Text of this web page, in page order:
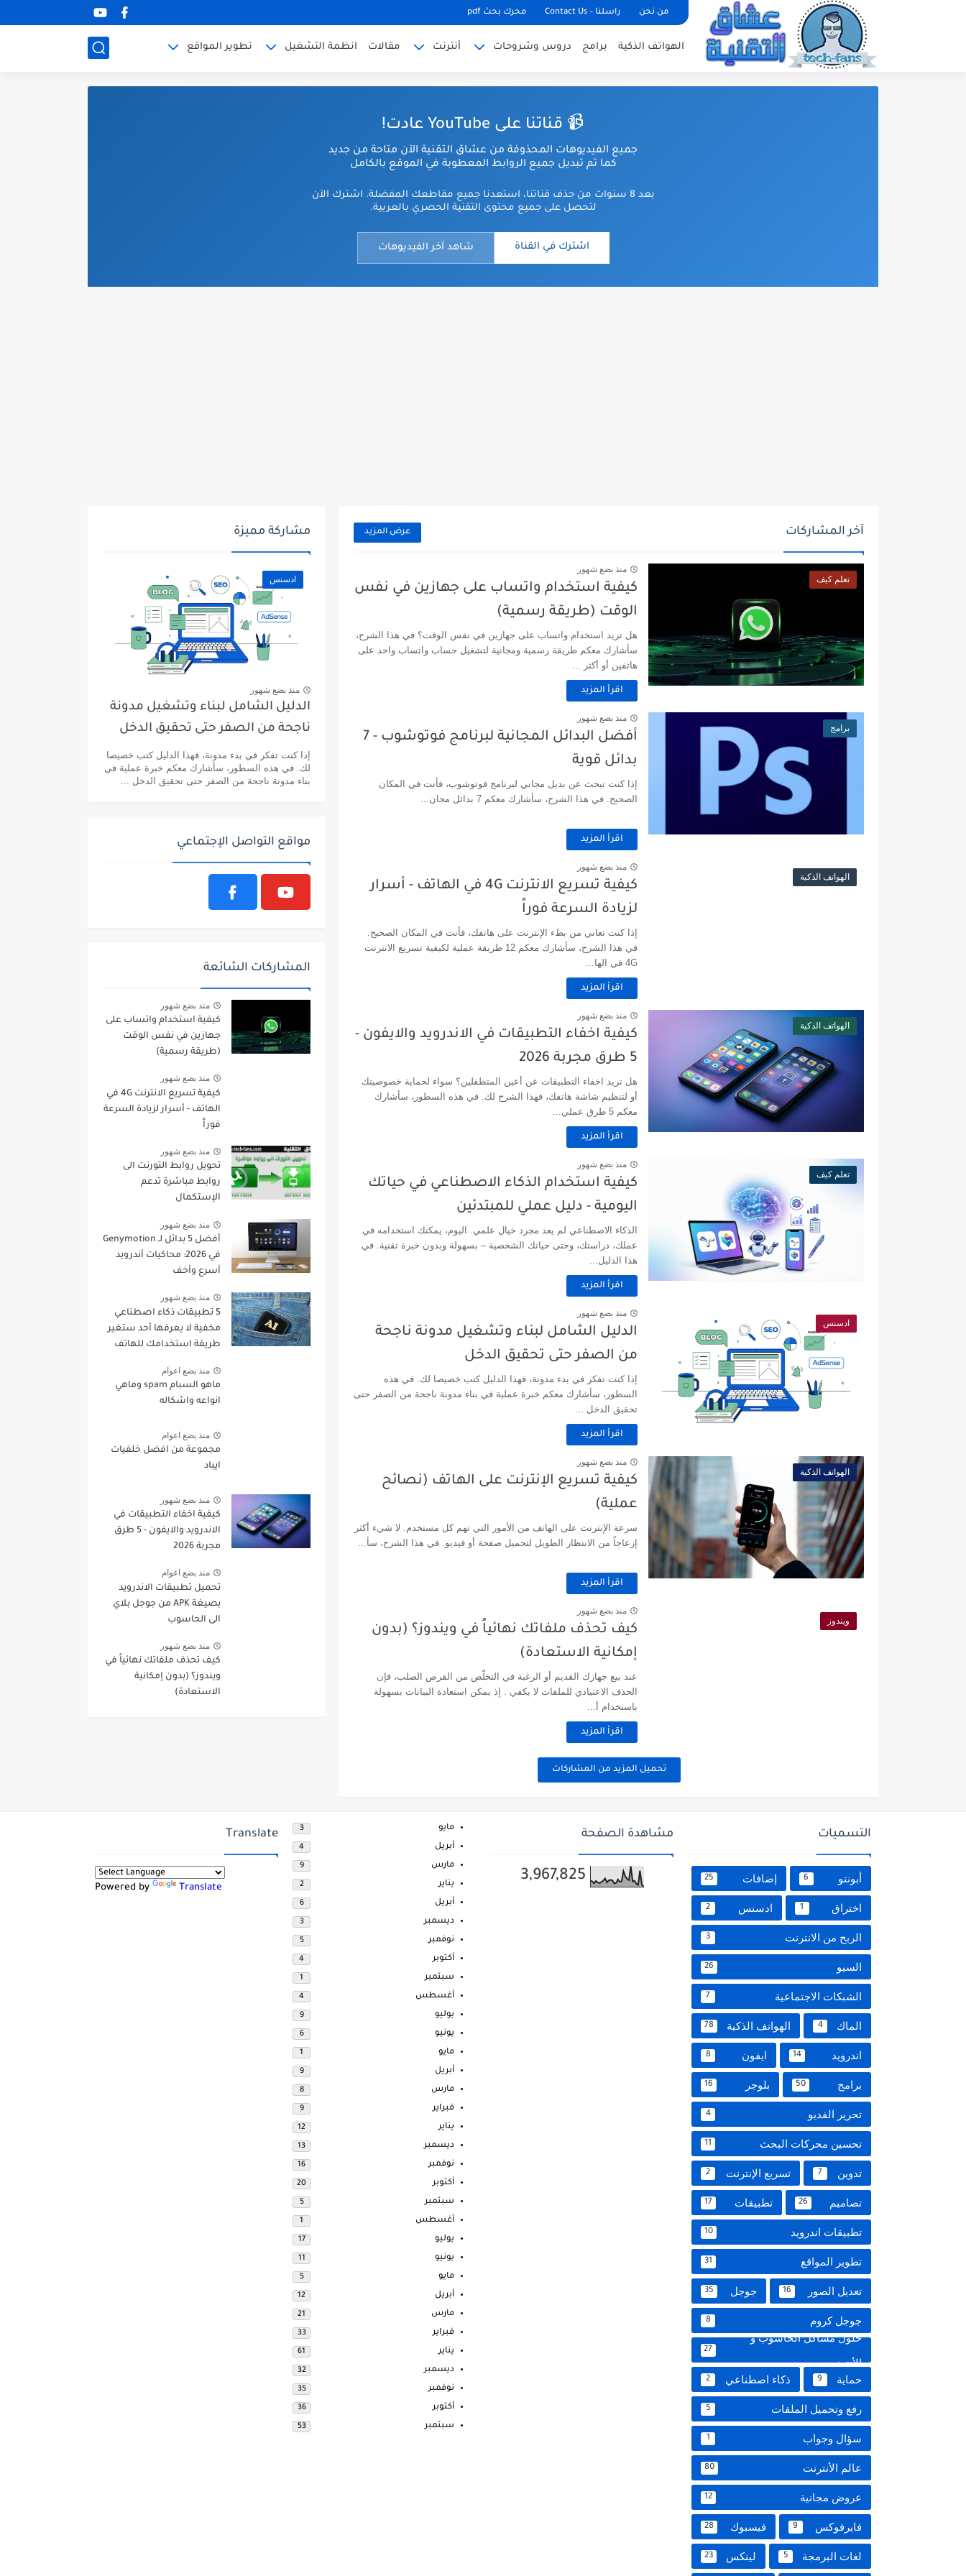
من نحن راسلنا - Contact Us محرك بحث pdf
الهواتف الذكية برامج دروس وشروحات أنترنت مقالات انظمة التشغيل تطوير المواقع
📹 قناتنا على YouTube عادت!
جميع الفيديوهات المحذوفة من عشاق التقنية الآن متاحة من جديد
كما تم تبديل جميع الروابط المعطوبة في الموقع بالكامل
بعد 8 سنوات من حذف قناتنا، استعدنا جميع مقاطعك المفضلة. اشترك الآن
لتحصل على جميع محتوى التقنية الحصري بالعربية.
اشترك في القناة شاهد آخر الفيديوهات
آخر المشاركات عرض المزيد
تعلم كيف
منذ بضع شهور
كيفية استخدام واتساب على جهازين في نفس
الوقت (طريقة رسمية)
هل تريد استخدام واتساب على جهازين في نفس الوقت؟ في هذا الشرح،
سأشارك معكم طريقة رسمية ومجانية لتشغيل حساب واتساب واحد على
هاتفين أو أكثر ...
اقرأ المزيد
برامج
منذ بضع شهور
أفضل البدائل المجانية لبرنامج فوتوشوب - 7
بدائل قوية
إذا كنت تبحث عن بديل مجاني لبرنامج فوتوشوب، فأنت في المكان
الصحيح. في هذا الشرح، سأشارك معكم 7 بدائل مجان...
اقرأ المزيد
الهواتف الذكية
منذ بضع شهور
كيفية تسريع الانترنت 4G في الهاتف - أسرار
لزيادة السرعة فوراً
إذا كنت تعاني من بطء الإنترنت على هاتفك، فأنت في المكان الصحيح.
في هذا الشرح، سأشارك معكم 12 طريقة عملية لكيفية تسريع الانترنت
4G في الها...
اقرأ المزيد
الهواتف الذكية
منذ بضع شهور
كيفية اخفاء التطبيقات في الاندرويد والايفون -
5 طرق مجربة 2026
هل تريد اخفاء التطبيقات عن أعين المتطفلين؟ سواء لحماية خصوصيتك
أو لتنظيم شاشة هاتفك، فهذا الشرح لك. في هذه السطور، سأشارك
معكم 5 طرق عملي...
اقرأ المزيد
تعلم كيف
منذ بضع شهور
كيفية استخدام الذكاء الاصطناعي في حياتك
اليومية - دليل عملي للمبتدئين
الذكاء الاصطناعي لم يعد مجرد خيال علمي. اليوم، يمكنك استخدامه في
عملك، دراستك، وحتى حياتك الشخصية – بسهولة وبدون خبرة تقنية. في
هذا الدليل...
اقرأ المزيد
ادسنس
منذ بضع شهور
الدليل الشامل لبناء وتشغيل مدونة ناجحة
من الصفر حتى تحقيق الدخل
إذا كنت تفكر في بدء مدونة، فهذا الدليل كتب خصيصا لك. في هذه
السطور، سأشارك معكم خبرة عملية في بناء مدونة ناجحة من الصفر حتى
تحقيق الدخل ...
اقرأ المزيد
الهواتف الذكية
منذ بضع شهور
كيفية تسريع الإنترنت على الهاتف (نصائح
عملية)
سرعة الإنترنت على الهاتف من الأمور التي تهم كل مستخدم. لا شيء أكثر
إزعاجاً من الانتظار الطويل لتحميل صفحة أو فيديو. في هذا الشرح، سأ...
اقرأ المزيد
ويندوز
منذ بضع شهور
كيف تحذف ملفاتك نهائياً في ويندوز؟ (بدون
إمكانية الاستعادة)
عند بيع جهازك القديم أو الرغبة في التخلّص من القرص الصلب، فإن
الحذف الاعتيادي للملفات لا يكفي . إذ يمكن استعادة البيانات بسهولة
باستخدام أ...
اقرأ المزيد
تحميل المزيد من المشاركات
مشاركة مميزة
ادسنس
منذ بضع شهور
الدليل الشامل لبناء وتشغيل مدونة
ناجحة من الصفر حتى تحقيق الدخل
إذا كنت تفكر في بدء مدونة، فهذا الدليل كتب خصيصا
لك. في هذه السطور، سأشارك معكم خبرة عملية في
بناء مدونة ناجحة من الصفر حتى تحقيق الدخل ...
مواقع التواصل الإجتماعي
المشاركات الشائعة
منذ بضع شهور
كيفية استخدام واتساب على
جهازين في نفس الوقت
(طريقة رسمية)
منذ بضع شهور
كيفية تسريع الانترنت 4G في
الهاتف - أسرار لزيادة السرعة
فوراً
منذ بضع شهور
تحويل روابط التورنت الى
روابط مباشرة تدعم
الإستكمال
منذ بضع شهور
أفضل 5 بدائل لـ Genymotion
في 2026: محاكيات أندرويد
أسرع وأخف
منذ بضع شهور
5 تطبيقات ذكاء اصطناعي
مخفية لا يعرفها أحد ستغير
طريقة استخدامك للهاتف
منذ بضع اعوام
ماهو السبام spam وماهي
انواعه واشكاله
منذ بضع اعوام
مجموعة من افضل خلفيات
ايباد
منذ بضع شهور
كيفية اخفاء التطبيقات في
الاندرويد والايفون - 5 طرق
مجربة 2026
منذ بضع اعوام
تحميل تطبيقات الاندرويد
بصيغة APK من جوجل بلاي
الى الحاسوب
منذ بضع شهور
كيف تحذف ملفاتك نهائياً في
ويندوز؟ (بدون إمكانية
الاستعادة)
التسميات
أبونتو 6 إضافات 25
اختراق 1 ادسنس 2
الربح من الانترنت 3
السيو 26
الشبكات الاجتماعية 7
الماك 4 الهواتف الذكية 78
اندرويد 14 ايفون 8
برامج 50 بلوجر 16
تحرير الفديو 4
تحسين محركات البحث 11
تدوين 7 تسريع الإنترنت 2
تصاميم 26 تطبيقات 17
تطبيقات اندرويد 10
تطوير المواقع 31
تعديل الصور 16 جوجل 35
جوجل كروم 8
حلول مشاكل الحاسوب و
الأنترنت
27
حماية 9 ذكاء اصطناعي 2
رفع وتحميل الملفات 5
سؤال وجواب 1
عالم الأنترنت 80
عروض مجانية 12
فايرفوكس 9 فيسبوك 28
لغات البرمجة 5 لينكس 23
مشاهدة الصفحة
3,967,825
مايو 3
أبريل 4
مارس 9
يناير 2
أبريل 6
ديسمبر 3
نوفمبر 5
أكتوبر 4
سبتمبر 1
أغسطس 4
يوليو 9
يونيو 6
مايو 1
أبريل 9
مارس 8
فبراير 9
يناير 12
ديسمبر 13
نوفمبر 16
أكتوبر 20
سبتمبر 5
أغسطس 1
يوليو 17
يونيو 11
مايو 5
أبريل 12
مارس 21
فبراير 33
يناير 61
ديسمبر 32
نوفمبر 35
أكتوبر 36
سبتمبر 53
Translate
Powered by Translate